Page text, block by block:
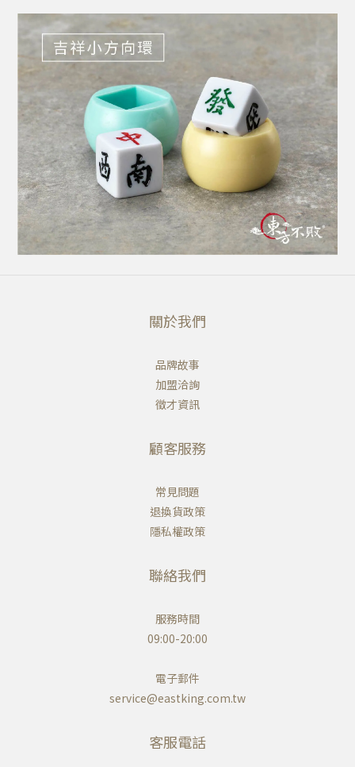
關於我們
品牌故事
加盟洽詢
徵才資訊
顧客服務
常見問題
退換貨政策
隱私權政策
聯絡我們
服務時間
09:00-20:00
電子郵件
service@eastking.com.tw
客服電話